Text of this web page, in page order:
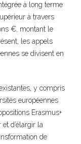
à long terme
à travers
€, montant le
les appels
se divisent en
y compris
européennes
Erasmus+
et d’élargir la
de